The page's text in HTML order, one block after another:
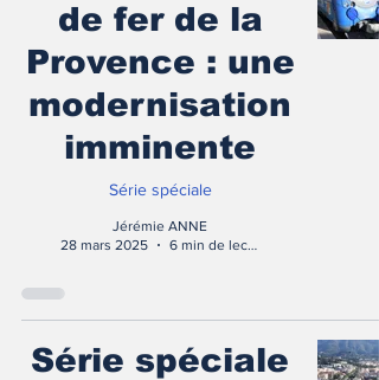
de fer de la
Provence : une
modernisation
imminente
Série spéciale
Jérémie ANNE
28 mars 2025
6 min de lecture
Série spéciale